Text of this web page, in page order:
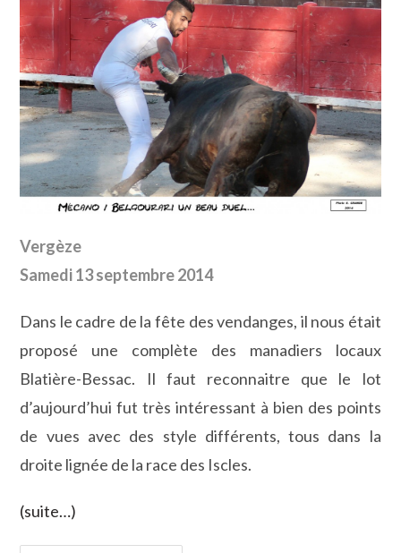
Vergèze
Samedi 13 septembre 2014
Dans le cadre de la fête des vendanges, il nous était
proposé une complète des manadiers locaux
Blatière-Bessac. Il faut reconnaitre que le lot
d’aujourd’hui fut très intéressant à bien des points
de vues avec des style différents, tous dans la
droite lignée de la race des Iscles.
(suite…)